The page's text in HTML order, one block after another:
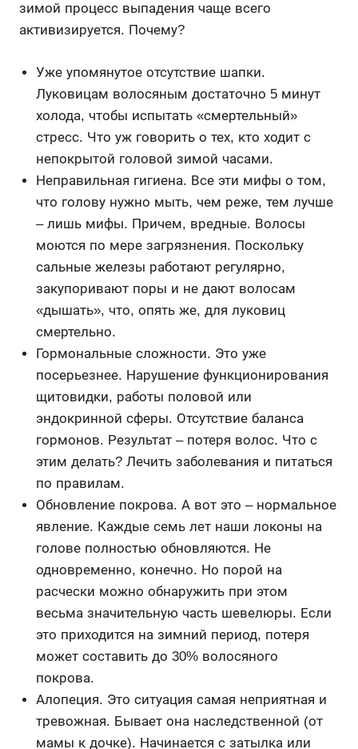
зимой процесс выпадения чаще всего
активизируется. Почему?
Уже упомянутое отсутствие шапки.
Луковицам волосяным достаточно 5 минут
холода, чтобы испытать «смертельный»
стресс. Что уж говорить о тех, кто ходит с
непокрытой головой зимой часами.
Неправильная гигиена. Все эти мифы о том,
что голову нужно мыть, чем реже, тем лучше
– лишь мифы. Причем, вредные. Волосы
моются по мере загрязнения. Поскольку
сальные железы работают регулярно,
закупоривают поры и не дают волосам
«дышать», что, опять же, для луковиц
смертельно.
Гормональные сложности. Это уже
посерьезнее. Нарушение функционирования
щитовидки, работы половой или
эндокринной сферы. Отсутствие баланса
гормонов. Результат – потеря волос. Что с
этим делать? Лечить заболевания и питаться
по правилам.
Обновление покрова. А вот это – нормальное
явление. Каждые семь лет наши локоны на
голове полностью обновляются. Не
одновременно, конечно. Но порой на
расчески можно обнаружить при этом
весьма значительную часть шевелюры. Если
это приходится на зимний период, потеря
может составить до 30% волосяного
покрова.
Алопеция. Это ситуация самая неприятная и
тревожная. Бывает она наследственной (от
мамы к дочке). Начинается с затылка или